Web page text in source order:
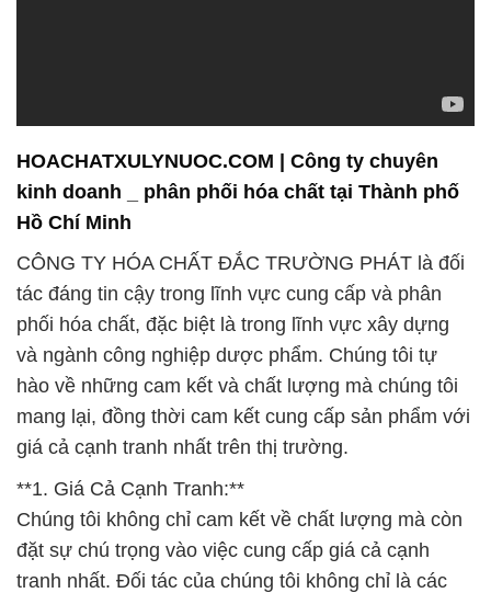
HOACHATXULYNUOC.COM | Công ty chuyên
kinh doanh _ phân phối hóa chất tại Thành phố
Hồ Chí Minh
CÔNG TY HÓA CHẤT ĐẮC TRƯỜNG PHÁT là đối
tác đáng tin cậy trong lĩnh vực cung cấp và phân
phối hóa chất, đặc biệt là trong lĩnh vực xây dựng
và ngành công nghiệp dược phẩm. Chúng tôi tự
hào về những cam kết và chất lượng mà chúng tôi
mang lại, đồng thời cam kết cung cấp sản phẩm với
giá cả cạnh tranh nhất trên thị trường.
**1. Giá Cả Cạnh Tranh:**
Chúng tôi không chỉ cam kết về chất lượng mà còn
đặt sự chú trọng vào việc cung cấp giá cả cạnh
tranh nhất. Đối tác của chúng tôi không chỉ là các